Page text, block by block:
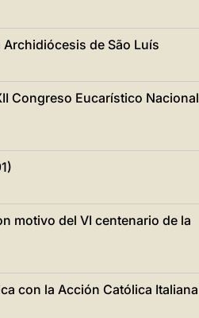
de São Luís
Congreso Eucarístico Nacional
motivo del VI centenario de la
con la Acción Católica Italiana